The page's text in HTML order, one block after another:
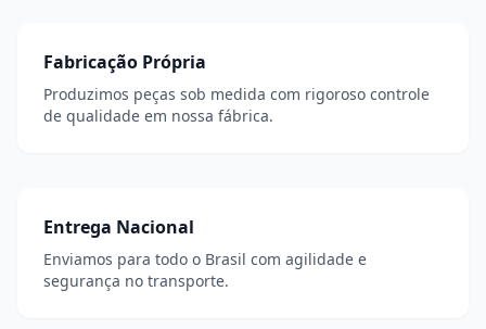
Fabricação Própria
Produzimos peças sob medida com rigoroso controle
de qualidade em nossa fábrica.
Entrega Nacional
Enviamos para todo o Brasil com agilidade e
segurança no transporte.